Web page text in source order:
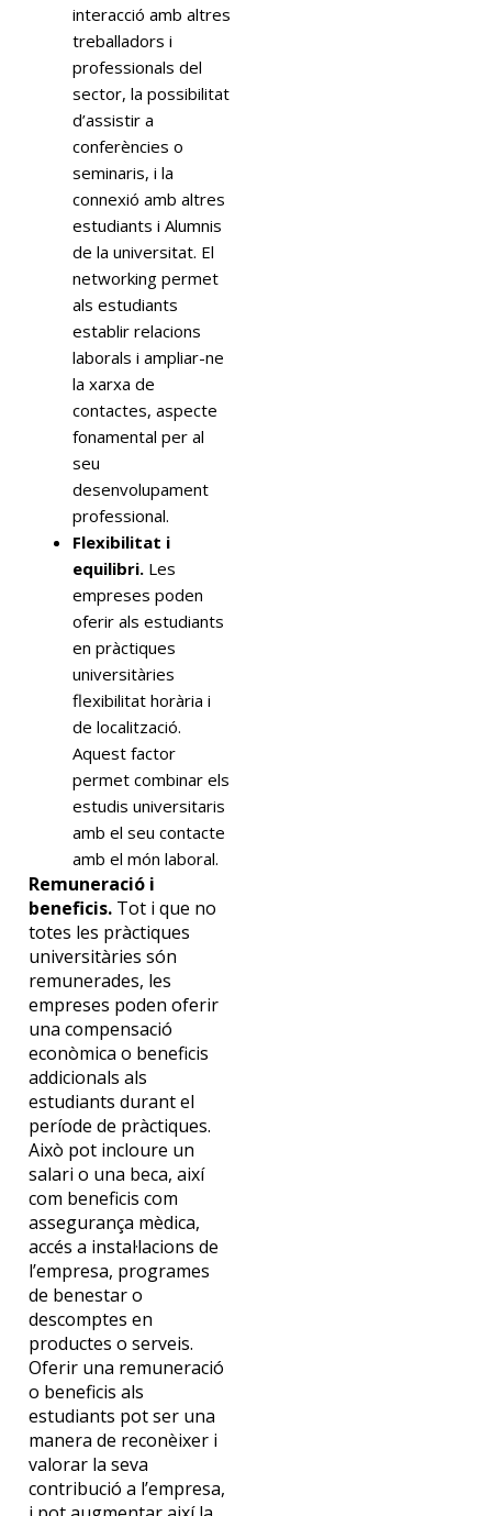
interacció amb altres
treballadors i
professionals del
sector, la possibilitat
d’assistir a
conferències o
seminaris, i la
connexió amb altres
estudiants i Alumnis
de la universitat. El
networking permet
als estudiants
establir relacions
laborals i ampliar-ne
la xarxa de
contactes, aspecte
fonamental per al
seu
desenvolupament
professional.
Flexibilitat i
equilibri.Les
empreses poden
oferir als estudiants
en pràctiques
universitàries
flexibilitat horària i
de localització.
Aquest factor
permet combinar els
estudis universitaris
amb el seu contacte
amb el món laboral.
Remuneració i
beneficis.Tot i que no
totes les pràctiques
universitàries són
remunerades, les
empreses poden oferir
una compensació
econòmica o beneficis
addicionals als
estudiants durant el
període de pràctiques.
Això pot incloure un
salari o una beca, així
com beneficis com
assegurança mèdica,
accés a instal·lacions de
l’empresa, programes
de benestar o
descomptes en
productes o serveis.
Oferir una remuneració
o beneficis als
estudiants pot ser una
manera de reconèixer i
valorar la seva
contribució a l’empresa,